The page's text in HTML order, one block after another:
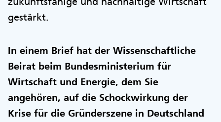
gestärkt.
In einem Brief hat der Wissenschaftliche
Beirat beim Bundesministerium für
Wirtschaft und Energie, dem Sie
angehören, auf die Schockwirkung der
Krise für die Gründerszene in Deutschland